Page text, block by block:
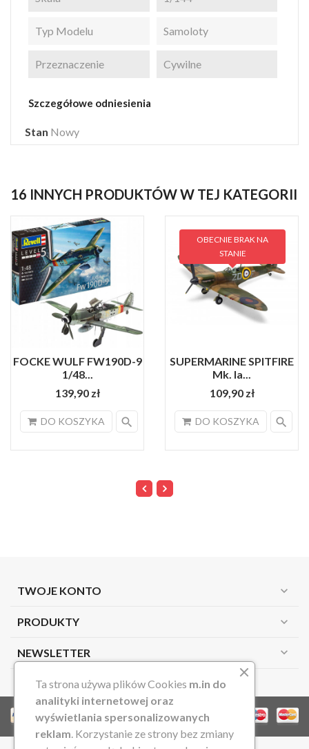
Typ Modelu Samoloty
Przeznaczenie Cywilne
Szczegółowe odniesienia
Stan Nowy
16 INNYCH PRODUKTÓW W TEJ KATEGORII
FOCKE WULF FW190D-9
1/48...
139,90 zł
DO KOSZYKA search
SUPERMARINE SPITFIRE
Mk. Ia...
109,90 zł
DO KOSZYKA search
OBECNIE BRAK NA
STANIE
TWOJE KONTO expand_more
PRODUKTY expand_more
NEWSLETTER expand_more
Ta strona używa plików Cookies m.in do
analityki internetowej oraz
wyświetlania spersonalizowanych
reklam. Korzystanie ze strony bez zmiany